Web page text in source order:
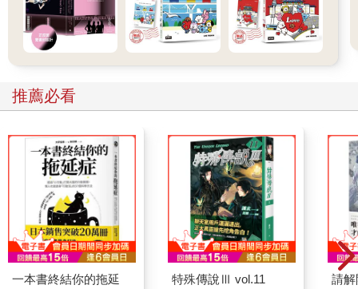
推薦必看
一本書終結你的拖延
特殊傳說Ⅲ vol.11 請解